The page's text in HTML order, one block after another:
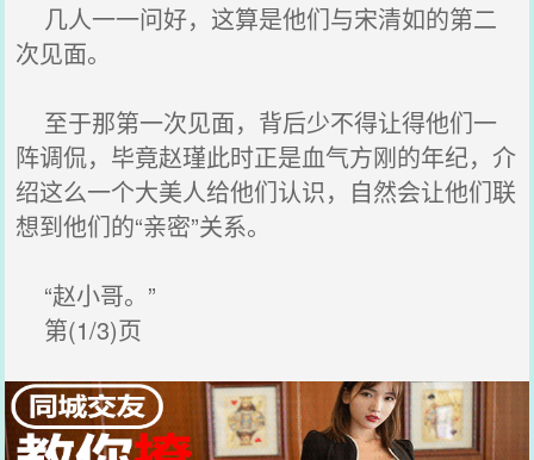
几人一一问好，这算是他们与宋清如的第二
次见面。
至于那第一次见面，背后少不得让得他们一
阵调侃，毕竟赵瑾此时正是血气方刚的年纪，介
绍这么一个大美人给他们认识，自然会让他们联
想到他们的“亲密”关系。
“赵小哥。”
第(1/3)页